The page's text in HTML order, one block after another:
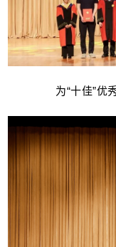
为“十佳”优